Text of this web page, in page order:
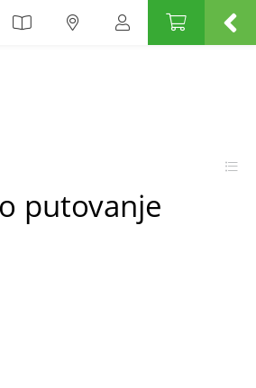
putovanje